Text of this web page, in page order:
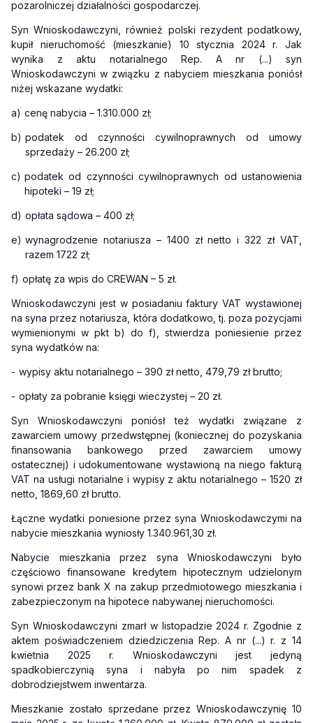
pozarolniczej działalności gospodarczej.
Syn Wnioskodawczyni, również polski rezydent podatkowy,
kupił nieruchomość (mieszkanie) 10 stycznia 2024 r. Jak
wynika z aktu notarialnego Rep. A nr (...) syn
Wnioskodawczyni w związku z nabyciem mieszkania poniósł
niżej wskazane wydatki:
a) cenę nabycia – 1.310.000 zł;
b) podatek od czynności cywilnoprawnych od umowy
sprzedaży – 26.200 zł;
c) podatek od czynności cywilnoprawnych od ustanowienia
hipoteki – 19 zł;
d) opłata sądowa – 400 zł;
e) wynagrodzenie notariusza – 1400 zł netto i 322 zł VAT,
razem 1722 zł;
f) opłatę za wpis do CREWAN – 5 zł.
Wnioskodawczyni jest w posiadaniu faktury VAT wystawionej
na syna przez notariusza, która dodatkowo, tj. poza pozycjami
wymienionymi w pkt b) do f), stwierdza poniesienie przez
syna wydatków na:
- wypisy aktu notarialnego – 390 zł netto, 479,79 zł brutto;
- opłaty za pobranie księgi wieczystej – 20 zł.
Syn Wnioskodawczyni poniósł też wydatki związane z
zawarciem umowy przedwstępnej (koniecznej do pozyskania
finansowania bankowego przed zawarciem umowy
ostatecznej) i udokumentowane wystawioną na niego fakturą
VAT na usługi notarialne i wypisy z aktu notarialnego – 1520 zł
netto, 1869,60 zł brutto.
Łączne wydatki poniesione przez syna Wnioskodawczymi na
nabycie mieszkania wyniosły 1.340.961,30 zł.
Nabycie mieszkania przez syna Wnioskodawczyni było
częściowo finansowane kredytem hipotecznym udzielonym
synowi przez bank X na zakup przedmiotowego mieszkania i
zabezpieczonym na hipotece nabywanej nieruchomości.
Syn Wnioskodawczyni zmarł w listopadzie 2024 r. Zgodnie z
aktem poświadczeniem dziedziczenia Rep. A nr (...) r. z 14
kwietnia 2025 r. Wnioskodawczyni jest jedyną
spadkobierczynią syna i nabyła po nim spadek z
dobrodziejstwem inwentarza.
Mieszkanie zostało sprzedane przez Wnioskodawczynię 10